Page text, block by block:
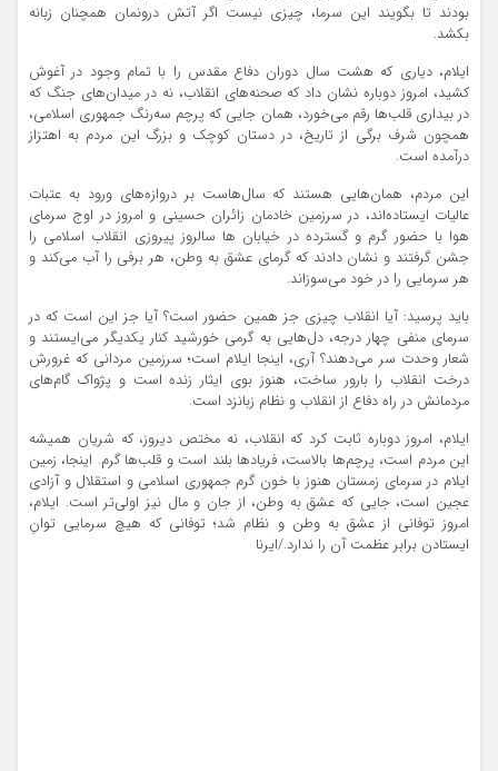
بودند تا بگویند این سرما، چیزی نیست اگر آتش درونمان همچنان زبانه
بکشد.
ایلام، دیاری که هشت سال دوران دفاع مقدس را با تمام وجود در آغوش
کشید، امروز دوباره نشان داد که صحنه‌های انقلاب، نه در میدان‌های جنگ که
در بیداری قلب‌ها رقم می‌خورد، همان جایی که پرچم سه‌رنگ جمهوری اسلامی،
همچون شرف برگی از تاریخ، در دستان کوچک و بزرگ این مردم به اهتزاز
درآمده است.
این مردم، همان‌هایی هستند که سال‌هاست بر دروازه‌های ورود به عتبات
عالیات ایستاده‌اند، در سرزمین خادمان زائران حسینی و امروز در اوج سرمای
هوا با حضور گرم و گسترده در خیابان ها سالروز پیروزی انقلاب اسلامی را
جشن گرفتند و نشان دادند که گرمای عشق به وطن، هر برفی را آب می‌کند و
هر سرمایی را در خود می‌سوزاند.
باید پرسید: آیا انقلاب چیزی جز همین حضور است؟ آیا جز این است که در
سرمای منفی چهار درجه، دل‌هایی به گرمی خورشید کنار یکدیگر می‌ایستند و
شعار وحدت سر می‌دهند؟ آری، اینجا ایلام است؛ سرزمین مردانی که غرورش
درخت انقلاب را بارور ساخت، هنوز بوی ایثار زنده است و پژواک گام‌های
مردمانش در راه دفاع از انقلاب و نظام زبانزد است.
ایلام، امروز دوباره ثابت کرد که انقلاب، نه مختص دیروز، که شریان همیشه‌
این مردم است، پرچم‌ها بالاست، فریادها بلند است و قلب‌ها گرم. اینجا، زمین
ایلام در سرمای زمستان هنوز با خون گرم جمهوری اسلامی و استقلال و آزادی
عجین است‌، جایی که عشق به وطن، از جان و مال نیز اولی‌تر است. ایلام،
امروز توفانی از عشق به وطن و نظام شد؛ توفانی که هیچ سرمایی توانِ
ایستادن برابر عظمت آن را ندارد./ایرنا